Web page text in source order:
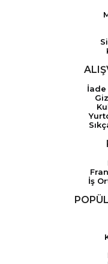
İade
İş